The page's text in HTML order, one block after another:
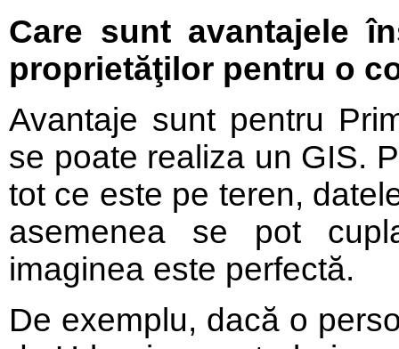
Care sunt avantajele
proprietăţilor pentru o
Avantaje sunt pentru
se poate realiza un GIS.
tot ce este pe teren,
asemenea se pot
imaginea este perfectă.
De exemplu, dacă o